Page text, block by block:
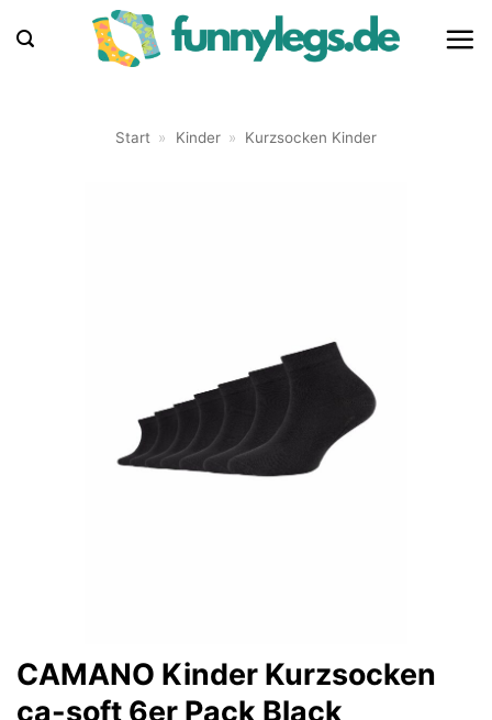
Inhalt
Start » Kinder » Kurzsocken Kinder
CAMANO Kinder Kurzsocken
ca-soft 6er Pack Black